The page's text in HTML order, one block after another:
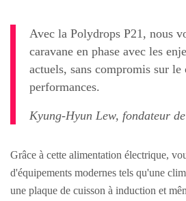
Avec la Polydrops P21, nous
caravane en phase avec les
actuels, sans compromis sur
performances.
Kyung-Hyun Lew, fondateur
Grâce à cette alimentation électrique,
d'équipements modernes tels qu'une
une plaque de cuisson à induction et